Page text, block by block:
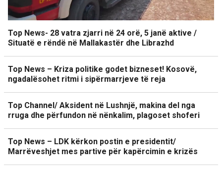
Top News- 28 vatra zjarri në 24 orë, 5 janë aktive /
Situatë e rëndë në Mallakastër dhe Librazhd
Top News – Kriza politike godet bizneset! Kosovë,
ngadalësohet ritmi i sipërmarrjeve të reja
Top Channel/ Aksident në Lushnjë, makina del nga
rruga dhe përfundon në nënkalim, plagoset shoferi
Top News – LDK kërkon postin e presidentit/
Marrëveshjet mes partive për kapërcimin e krizës